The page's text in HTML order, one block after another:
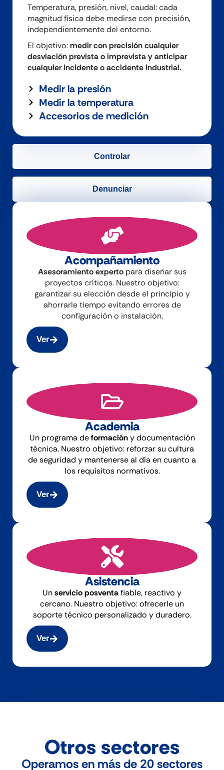
Controlar
Denunciar
Temperatura, presión, nivel, caudal: cada
magnitud física debe medirse con precisión,
independientemente del entorno.
El objetivo:medir con precisión cualquier
desviación prevista o imprevista y anticipar
cualquier incidente o accidente industrial.
Medir la presión
Medir la temperatura
Accesorios de medición
Acompañamiento
Asesoramiento expertopara diseñar sus
proyectos críticos. Nuestro objetivo:
garantizar su elección desde el principio y
ahorrarle tiempo evitando errores de
configuración o instalación.
Ver
Academia
Un programa deformacióny documentación
técnica. Nuestro objetivo: reforzar su cultura
de seguridad y mantenerse al día en cuanto a
los requisitos normativos.
Ver
Asistencia
Unservicio posventafiable, reactivo y
cercano. Nuestro objetivo: ofrecerle un
soporte técnico personalizado y duradero.
Ver
Otros sectores
Operamos en más de 20 sectores